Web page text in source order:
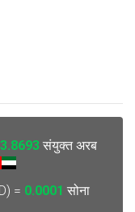
संयुक्त अरब
= 0.0001 सोना